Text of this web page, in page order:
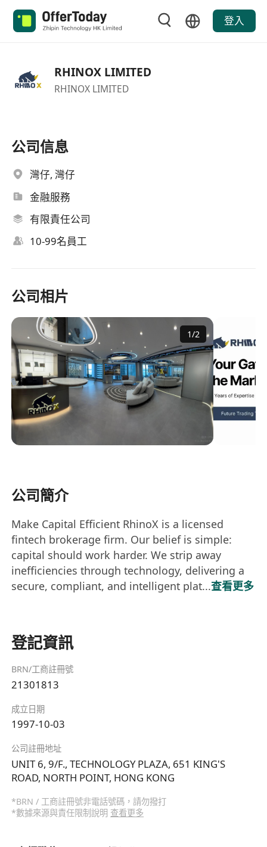
登入
RHINOX LIMITED
RHINOX LIMITED
公司信息
灣仔, 灣仔
金融服務
有限責任公司
10-99名員工
公司相片
1/2
公司簡介
Make Capital Efficient RhinoX is a licensed
fintech brokerage firm. Our belief is simple:
capital should work harder. We strip away
inefficiencies through technology, delivering a
secure, compliant, and intelligent plat...查看更多
登記資訊
BRN/工商註冊號
21301813
成立日期
1997-10-03
公司註冊地址
UNIT 6, 9/F., TECHNOLOGY PLAZA, 651 KING'S
ROAD, NORTH POINT, HONG KONG
*BRN / 工商註冊號非電話號碼，請勿撥打
*數據來源與責任限制說明 查看更多